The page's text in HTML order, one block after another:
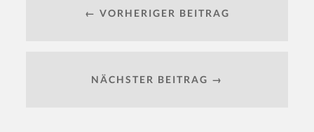
← VORHERIGER BEITRAG
NÄCHSTER BEITRAG →